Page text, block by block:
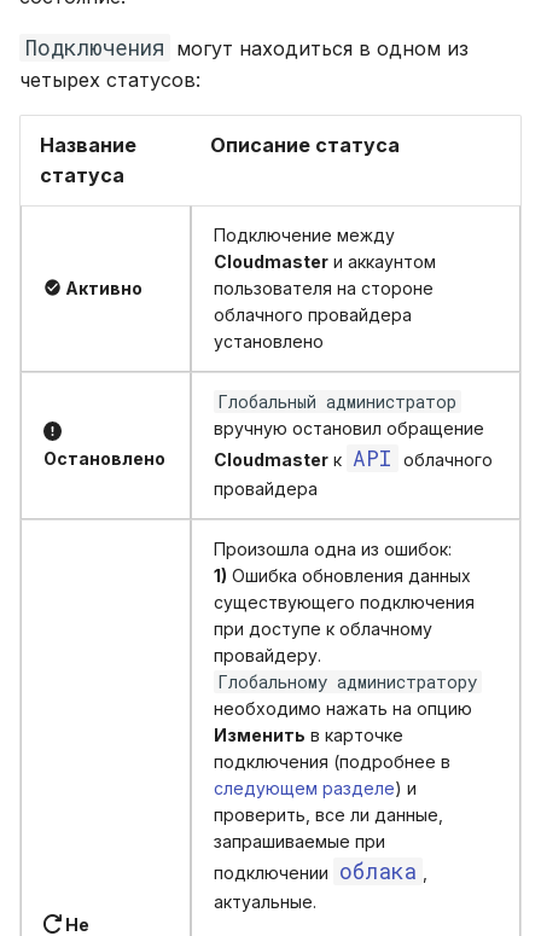
я
модулей
Кластер Kubernetes (SaaS)
prem)
Области применения FinOps
Подключения могут находиться в одном из
четырех статусов:
Название
статуса
Описание статуса
Активно
Подключение между
Cloudmasterи аккаунтом
пользователя на стороне
облачного провайдера
установлено
Остановлено
Глобальный администратор
вручную остановил обращение
Cloudmasterк API
облачного
провайдера
Не
Произошла одна из ошибок:
1) Ошибка обновления данных
существующего подключения
при доступе к облачному
провайдеру.
Глобальному администратору
необходимо нажать на опцию
Изменить в карточке
подключения (подробнее в
следующем разделе) и
проверить, все ли данные,
запрашиваемые при
подключении
облака
актуальные.